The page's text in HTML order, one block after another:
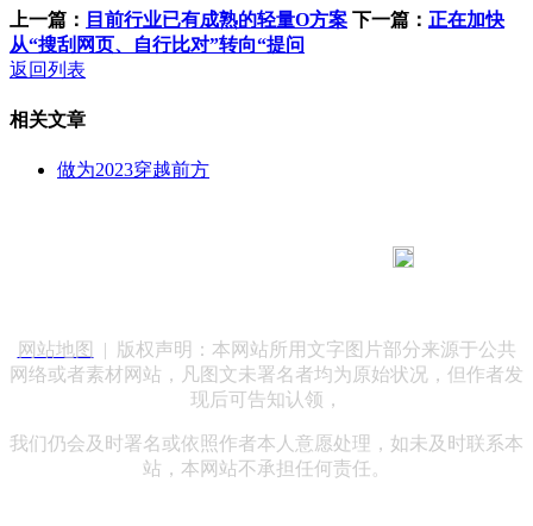
上一篇： 目前行业已有成熟的轻量O方案 下一篇： 正在加快
从“搜刮网页、自行比对”转向“提问
返回列表
相关文章
做为2023穿越前方
网站地图
| 版权声明：本网站所用文字图片部分来源于公共
网络或者素材网站，凡图文未署名者均为原始状况，但作者发
现后可告知认领，
我们仍会及时署名或依照作者本人意愿处理，如未及时联系本
站，本网站不承担任何责任。